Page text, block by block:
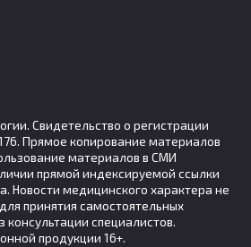
Свидетельство о регистрации
Прямое копирование материалов
материалов в СМИ
прямой индексируемой ссылки
Новости медицинского характера не
принятия самостоятельных
специалистов.
продукции 16+.